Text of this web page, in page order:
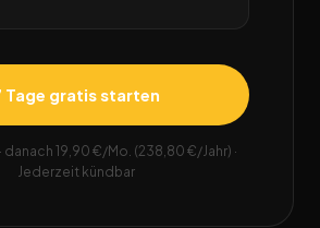
Tage gratis starten
danach 19,90 €/Mo. (238,80 €/Jahr) ·
Jederzeit kündbar